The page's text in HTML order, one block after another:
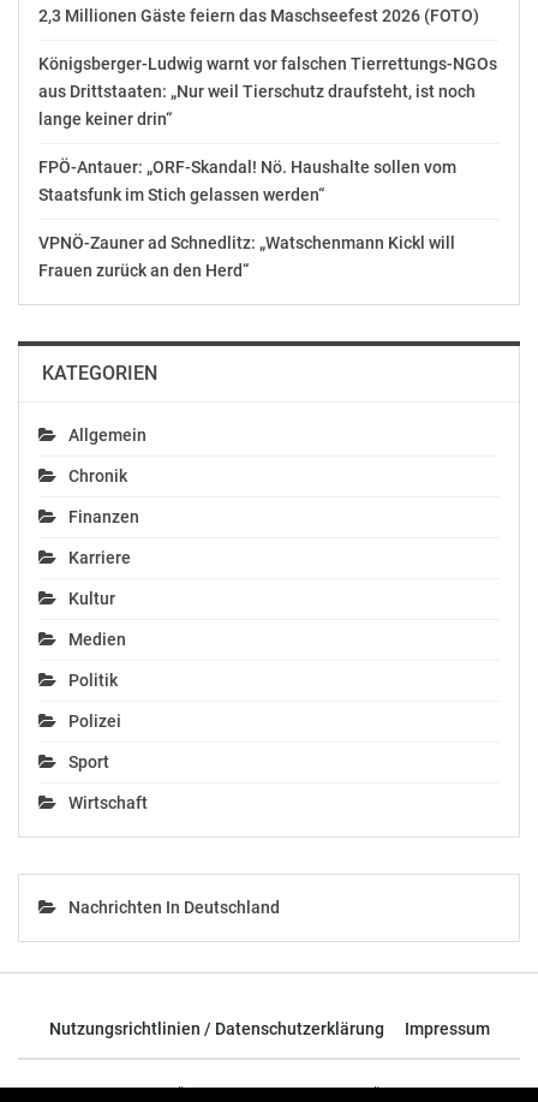
© Copyright APA-OTS Originaltext-Service GmbH und
Gefällt mir:
Ähnliche Beiträge
Wertschöpfung ist
wichtig
In "Wirtschaft"
EU einig im Kampf
Geschäftspraktiken
Dezember 19, 2018
In "Wirtschaft"
2,3 Millionen Gäste feiern das Maschseefest 2026 (FOTO)
Königsberger-Ludwig warnt vor falschen Tierrettungs-NGOs
aus Drittstaaten: „Nur weil Tierschutz draufsteht, ist noch
lange keiner drin“
FPÖ-Antauer: „ORF-Skandal! Nö. Haushalte sollen vom
Staatsfunk im Stich gelassen werden“
VPNÖ-Zauner ad Schnedlitz: „Watschenmann Kickl will
Frauen zurück an den Herd“
KATEGORIEN
Allgemein
Chronik
Finanzen
Karriere
Kultur
Medien
Politik
Polizei
Sport
Wirtschaft
Nachrichten In Deutschland
Nutzungsrichtlinien / Datenschutzerklärung Impressum
© 2026 - TOP News Österreich - Nachrichten aus Österreich und der